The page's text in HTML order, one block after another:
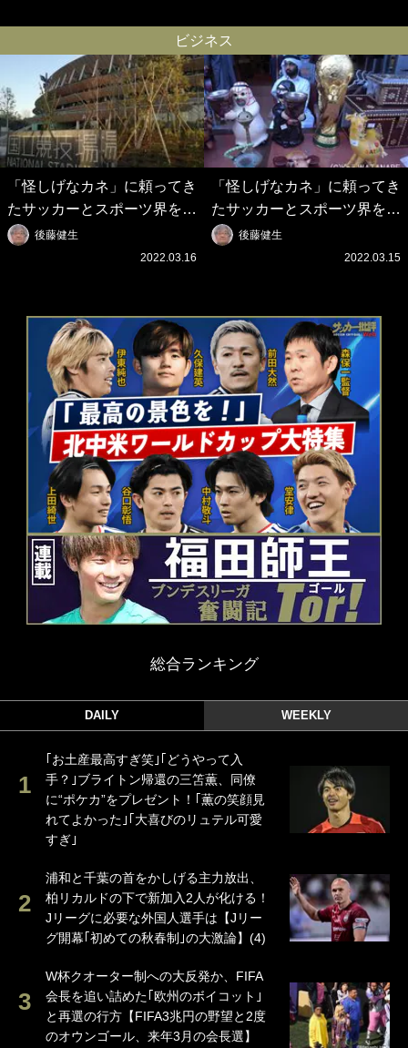
のJ2のミカタ】(2)
ビジネス
「怪しげなカネ」に頼ってき
たサッカーとスポーツ界を待
つ未来(4)スポーツを「持続
可能」にする「真の投資」の
後藤健生
2022.03.16
「怪しげなカネ」に頼ってき
たサッカーとスポーツ界を待
つ未来(3)「ロシアン・マネ
ー」に続く中東の「オイルマ
後藤健生
2022.03.15
総合ランキング
DAILY WEEKLY
｢お土産最高すぎ笑｣｢どうやって入
手？｣ブライトン帰還の三笘薫、同僚
に“ポケカ”をプレゼント！｢薫の笑顔見
れてよかった｣｢大喜びのリュテル可愛
すぎ｣
浦和と千葉の首をかしげる主力放出、
柏リカルドの下で新加入2人が化ける！
Jリーグに必要な外国人選手は【Jリー
グ開幕｢初めての秋春制｣の大激論】(4)
W杯クオーター制への大反発か、FIFA
会長を追い詰めた｢欧州のボイコット｣
と再選の行方【FIFA3兆円の野望と2度
のオウンゴール、来年3月の会長選】